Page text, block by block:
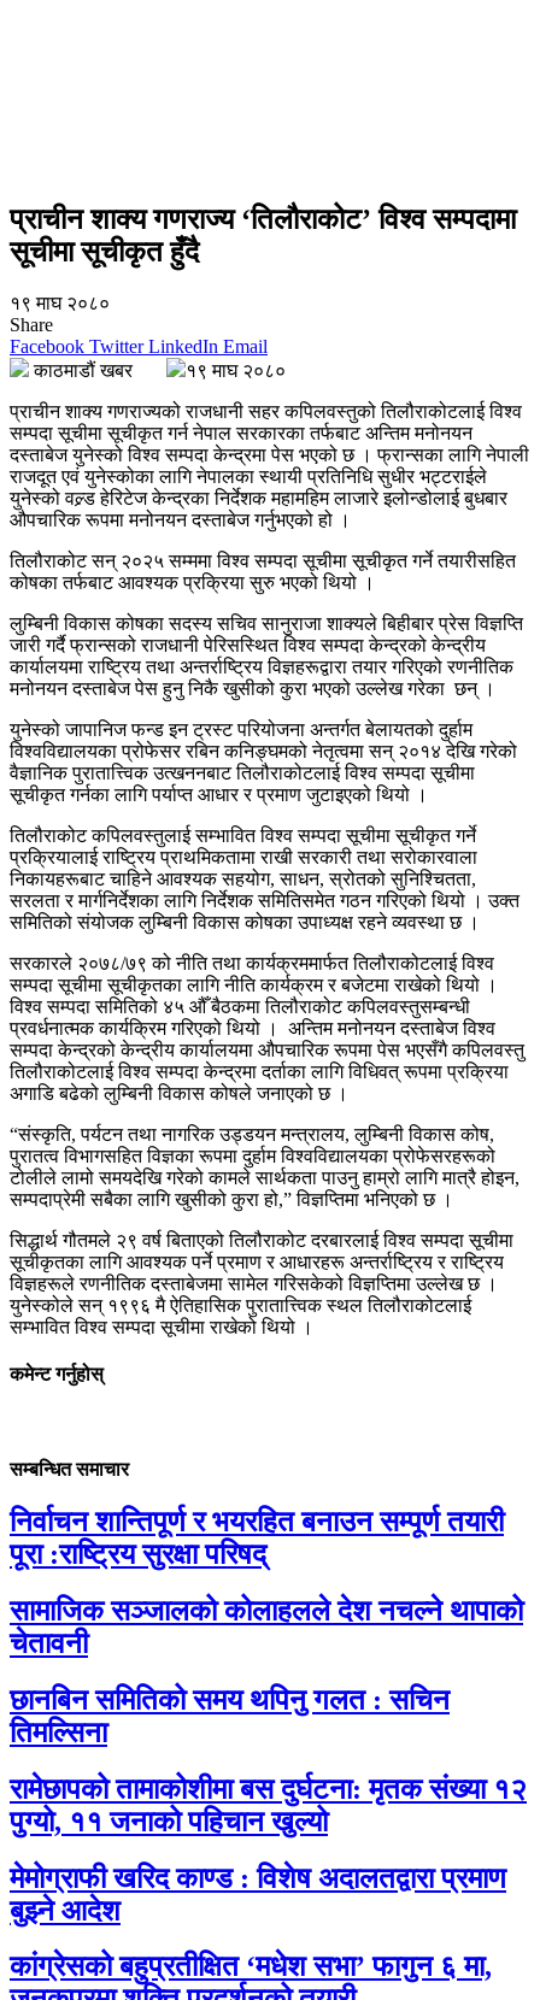
प्राचीन शाक्य गणराज्य ‘तिलौराकोट’ विश्व सम्पदामा
सूचीमा सूचीकृत हुँदै
१९ माघ २०८०
Share
Facebook Twitter LinkedIn Email
काठमाडौं खबर
१९ माघ २०८०
प्राचीन शाक्य गणराज्यको राजधानी सहर कपिलवस्तुको तिलौराकोटलाई विश्व
सम्पदा सूचीमा सूचीकृत गर्न नेपाल सरकारका तर्फबाट अन्तिम मनोनयन
दस्ताबेज युनेस्को विश्व सम्पदा केन्द्रमा पेस भएको छ । फ्रान्सका लागि नेपाली
राजदूत एवं युनेस्कोका लागि नेपालका स्थायी प्रतिनिधि सुधीर भट्टराईले
युनेस्को वल्र्ड हेरिटेज केन्द्रका निर्देशक महामहिम लाजारे इलोन्डोलाई बुधबार
औपचारिक रूपमा मनोनयन दस्ताबेज गर्नुभएको हो ।
तिलौराकोट सन् २०२५ सम्ममा विश्व सम्पदा सूचीमा सूचीकृत गर्ने तयारीसहित
कोषका तर्फबाट आवश्यक प्रक्रिया सुरु भएको थियो ।
लुम्बिनी विकास कोषका सदस्य सचिव सानुराजा शाक्यले बिहीबार प्रेस विज्ञप्ति
जारी गर्दै फ्रान्सको राजधानी पेरिसस्थित विश्व सम्पदा केन्द्रको केन्द्रीय
कार्यालयमा राष्ट्रिय तथा अन्तर्राष्ट्रिय विज्ञहरूद्वारा तयार गरिएको रणनीतिक
मनोनयन दस्ताबेज पेस हुनु निकै खुसीको कुरा भएको उल्लेख गरेका छन् ।
युनेस्को जापानिज फन्ड इन ट्रस्ट परियोजना अन्तर्गत बेलायतको दुर्हाम
विश्वविद्यालयका प्रोफेसर रबिन कनिङ्घमको नेतृत्वमा सन् २०१४ देखि गरेको
वैज्ञानिक पुरातात्त्विक उत्खननबाट तिलौराकोटलाई विश्व सम्पदा सूचीमा
सूचीकृत गर्नका लागि पर्याप्त आधार र प्रमाण जुटाइएको थियो ।
तिलौराकोट कपिलवस्तुलाई सम्भावित विश्व सम्पदा सूचीमा सूचीकृत गर्ने
प्रक्रियालाई राष्ट्रिय प्राथमिकतामा राखी सरकारी तथा सरोकारवाला
निकायहरूबाट चाहिने आवश्यक सहयोग,साधन,स्रोतको सुनिश्चितता,
सरलता र मार्गनिर्देशका लागि निर्देशक समितिसमेत गठन गरिएको थियो । उक्त
समितिको संयोजक लुम्बिनी विकास कोषका उपाध्यक्ष रहने व्यवस्था छ ।
सरकारले २०७८/७९ को नीति तथा कार्यक्रममार्फत तिलौराकोटलाई विश्व
सम्पदा सूचीमा सूचीकृतका लागि नीति कार्यक्रम र बजेटमा राखेको थियो ।
विश्व सम्पदा समितिको ४५ औँ बैठकमा तिलौराकोट कपिलवस्तुसम्बन्धी
प्रवर्धनात्मक कार्यक्रिम गरिएको थियो ।
अन्तिम मनोनयन दस्ताबेज विश्व
सम्पदा केन्द्रको केन्द्रीय कार्यालयमा औपचारिक रूपमा पेस भएसँगै कपिलवस्तु
तिलौराकोटलाई विश्व सम्पदा केन्द्रमा दर्ताका लागि विधिवत् रूपमा प्रक्रिया
अगाडि बढेको लुम्बिनी विकास कोषले जनाएको छ ।
“संस्कृति,पर्यटन तथा नागरिक उड्डयन मन्त्रालय,लुम्बिनी विकास कोष,
पुरातत्व विभागसहित विज्ञका रूपमा दुर्हाम विश्वविद्यालयका प्रोफेसरहरूको
टोलीले लामो समयदेखि गरेको कामले सार्थकता पाउनु हाम्रो लागि मात्रै होइन,
सम्पदाप्रेमी सबैका लागि खुसीको कुरा हो,”विज्ञप्तिमा भनिएको छ ।
सिद्धार्थ गौतमले २९ वर्ष बिताएको तिलौराकोट दरबारलाई विश्व सम्पदा सूचीमा
सूचीकृतका लागि आवश्यक पर्ने प्रमाण र आधारहरू अन्तर्राष्ट्रिय र राष्ट्रिय
विज्ञहरूले रणनीतिक दस्ताबेजमा सामेल गरिसकेको विज्ञप्तिमा उल्लेख छ ।
युनेस्कोले सन् १९९६ मै ऐतिहासिक पुरातात्त्विक स्थल तिलौराकोटलाई
सम्भावित विश्व सम्पदा सूचीमा राखेको थियो ।
कमेन्ट गर्नुहोस्
सम्बन्धित समाचार
निर्वाचन शान्तिपूर्ण र भयरहित बनाउन सम्पूर्ण तयारी
पूरा :राष्ट्रिय सुरक्षा परिषद्
सामाजिक सञ्जालको कोलाहलले देश नचल्ने थापाको
चेतावनी
छानबिन समितिको समय थपिनु गलत : सचिन
तिमल्सिना
रामेछापको तामाकोशीमा बस दुर्घटना: मृतक संख्या १२
पुग्यो, ११ जनाको पहिचान खुल्यो
मेमोग्राफी खरिद काण्ड : विशेष अदालतद्वारा प्रमाण
बुझ्ने आदेश
कांग्रेसको बहुप्रतीक्षित ‘मधेश सभा’ फागुन ६ मा,